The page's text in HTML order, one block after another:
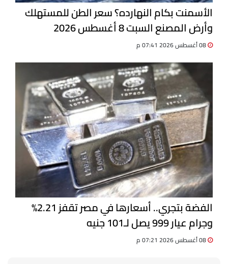
الأسمنت بكام النهارده؟ سعر الطن للمستهلك
وأرض المصنع السبت 8 أغسطس 2026
الفضة بتجري.. أسعارها في مصر تقفز 2.21%
وجرام عيار 999 يصل لـ101 جنيه